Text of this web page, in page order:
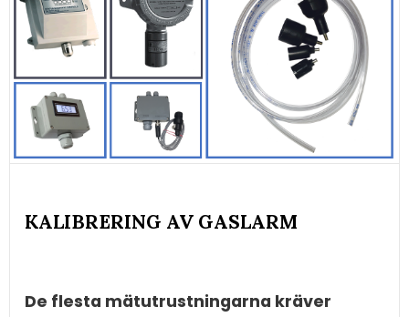
KALIBRERING AV GASLARM
De flesta mätutrustningarna kräver